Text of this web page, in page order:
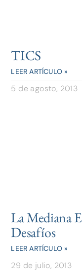
TICS
LEER ARTÍCULO »
5 de agosto, 2013
La Mediana
Desafíos
LEER ARTÍCULO »
29 de julio, 2013